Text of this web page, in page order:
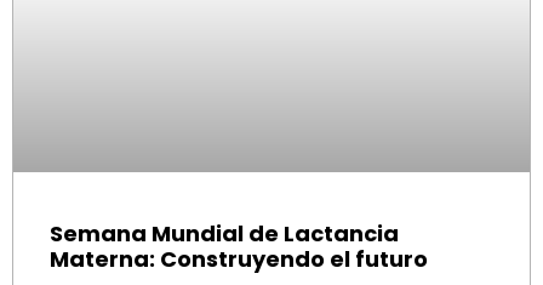
Semana Mundial de Lactancia
Materna: Construyendo el futuro